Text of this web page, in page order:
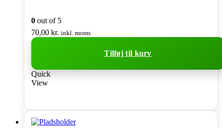
0 out of 5
70,00 kr. inkl. moms
Tilføj til kurv
Quick
View